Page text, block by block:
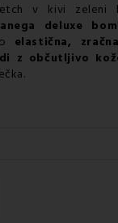
v kivi zeleni
deluxe
elastična,
z občutljivo